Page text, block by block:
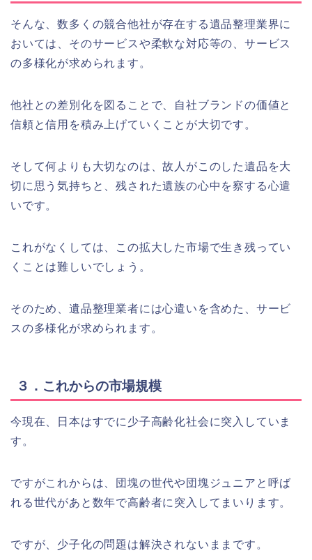
そんな、数多くの競合他社が存在する遺品整理業界に
おいては、そのサービスや柔軟な対応等の、サービス
の多様化が求められます。
他社との差別化を図ることで、自社ブランドの価値と
信頼と信用を積み上げていくことが大切です。
そして何よりも大切なのは、故人がこのした遺品を大
切に思う気持ちと、残された遺族の心中を察する心遣
いです。
これがなくしては、この拡大した市場で生き残ってい
くことは難しいでしょう。
そのため、遺品整理業者には心遣いを含めた、サービ
スの多様化が求められます。
３．これからの市場規模
今現在、日本はすでに少子高齢化社会に突入していま
す。
ですがこれからは、団塊の世代や団塊ジュニアと呼ば
れる世代があと数年で高齢者に突入してまいります。
ですが、少子化の問題は解決されないままです。